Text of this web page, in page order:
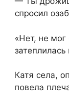
спросил
«Нет, не
Катя села,
повела